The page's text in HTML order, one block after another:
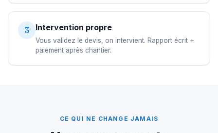
3 Intervention propre
Vous validez le devis, on intervient. Rapport écrit +
paiement après chantier.
CE QUI NE CHANGE JAMAIS